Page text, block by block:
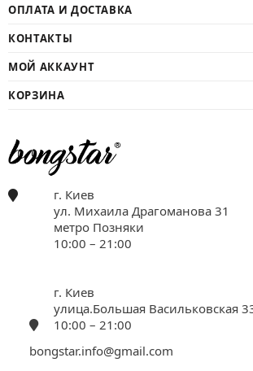
ОПЛАТА И ДОСТАВКА
КОНТАКТЫ
МОЙ АККАУНТ
КОРЗИНА
г. Киев
ул. Михаила Драгоманова 31
метро Позняки
10:00 – 21:00
г. Киев
улица.Большая Васильковская
10:00 – 21:00
bongstar.info@gmail.com